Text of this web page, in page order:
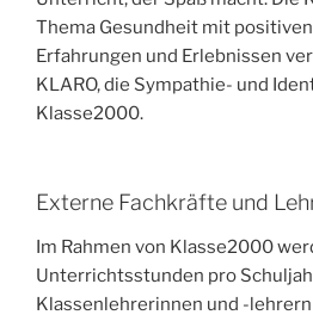
Thema Gesundheit mit
Erfahrungen und Erlebnissen
KLARO, die Sympathie- und
Klasse2000.
Externe Fachkräfte und
Im Rahmen von Klasse2000
Unterrichtsstunden pro
Klassenlehrerinnen und -